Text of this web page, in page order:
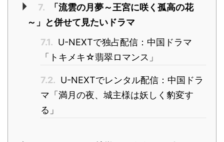
7.
「流雲の月夢～王宮に咲く孤高の花
～」と併せて見たいドラマ
7.1. U-NEXTで独占配信：中国ドラマ
「トキメキ☆翡翠ロマンス」
7.2. U-NEXTでレンタル配信：中国ドラ
マ「満月の夜、城主様は妖しく豹変す
る」